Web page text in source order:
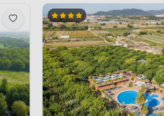
op loopafstand? Relaxen
actieve vakantie en een dagje
diverse groene campings